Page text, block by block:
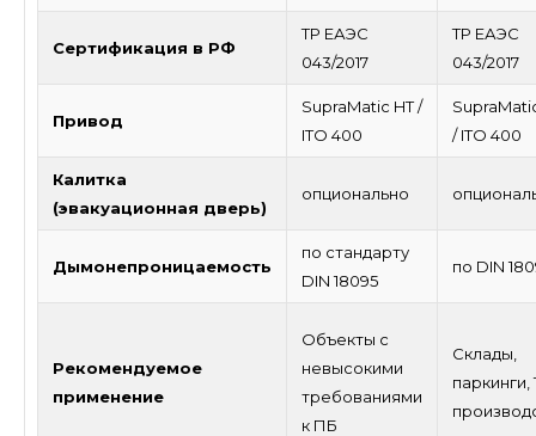
Сертификация в РФ
ТР ЕАЭС
043/2017
ТР ЕАЭС
043/2017
Привод
SupraMatic HT /
ITO 400
/ ITO 400
Калитка
(эвакуационная дверь)
опционально
Дымонепроницаемость
по стандарту
DIN 18095
по DIN
Рекомендуемое
применение
Объекты с
невысокими
требованиями
к ПБ
Склады,
паркинги,